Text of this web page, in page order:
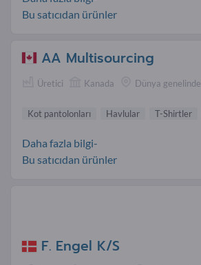
Bu satıcıdan ürünler
AA Multisourcing
Üretici Kanada Dünya genelinde
Kot pantolonları Havlular T-Shirtler
Daha fazla bilgi-
Bu satıcıdan ürünler
F. Engel K/S